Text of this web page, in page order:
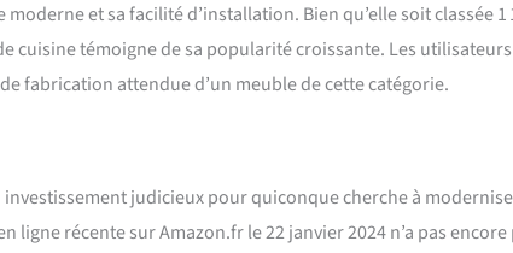
et sa facilité d’installation. Bien qu’elle soit classée 1
cuisine témoigne de sa popularité croissante. Les
fabrication attendue d’un meuble de cette catégorie.
judicieux pour quiconque cherche à
récente sur Amazon.fr le 22 janvier 2024 n’a pas encore